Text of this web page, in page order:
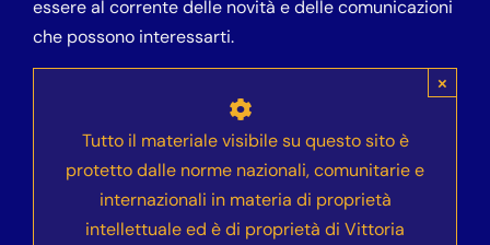
essere al corrente delle novità e delle comunicazioni
che possono interessarti.
Tutto il materiale visibile su questo sito è
protetto dalle norme nazionali, comunitarie e
internazionali in materia di proprietà
intellettuale ed è di proprietà di Vittoria
×